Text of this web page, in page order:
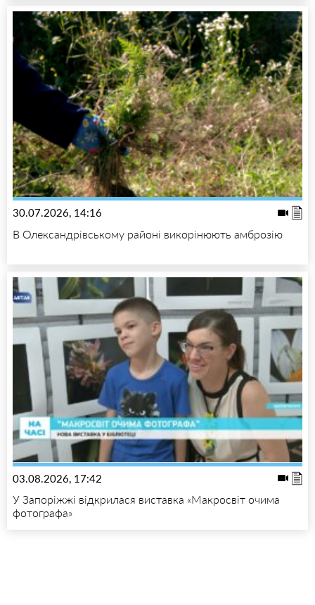
30.07.2026, 14:16
В Олександрівському районі викорінюють амброзію
03.08.2026, 17:42
У Запоріжжі відкрилася виставка «Макросвіт очима
фотографа»